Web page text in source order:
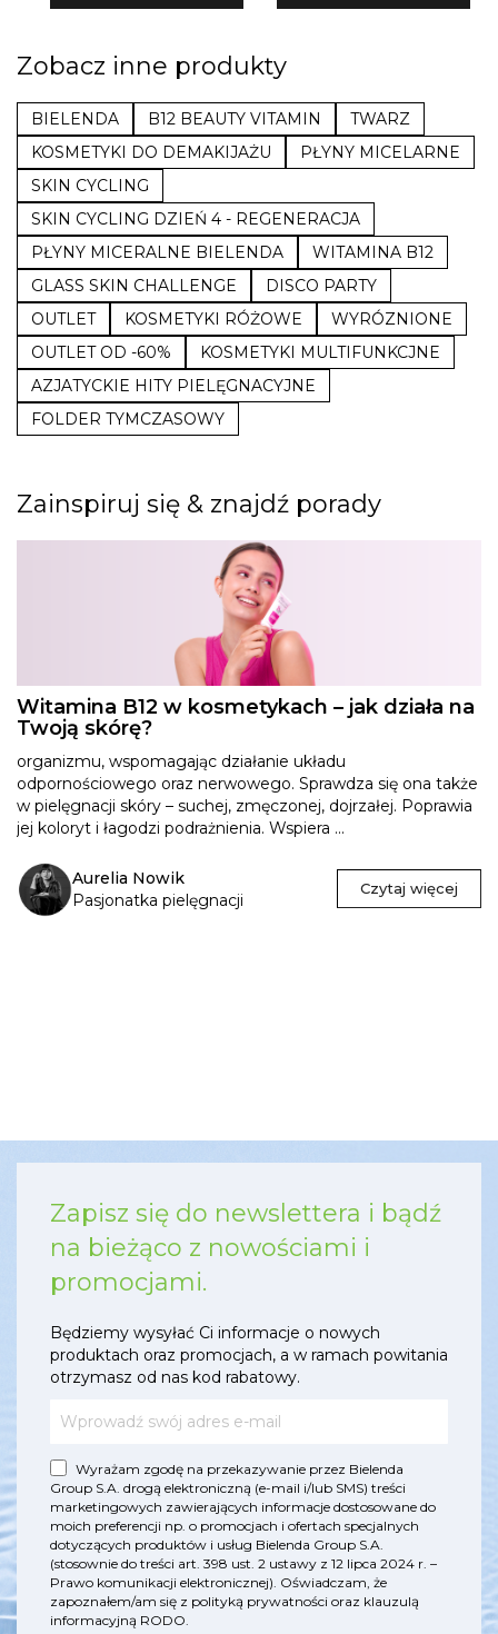
Zobacz inne produkty
BIELENDA B12 BEAUTY VITAMIN
TWARZ
KOSMETYKI DO DEMAKIJAŻU
PŁYNY MICELARNE
SKIN CYCLING
SKIN CYCLING DZIEŃ 4 - REGENERACJA
PŁYNY MICERALNE BIELENDA
WITAMINA B12
GLASS SKIN CHALLENGE
DISCO PARTY
OUTLET
KOSMETYKI RÓŻOWE
WYRÓZNIONE
OUTLET OD -60%
KOSMETYKI MULTIFUNKCJNE
AZJATYCKIE HITY PIELĘGNACYJNE
FOLDER TYMCZASOWY
Zainspiruj się & znajdź porady
Witamina B12 w kosmetykach – jak działa na
Twoją skórę?
organizmu, wspomagając działanie układu
odpornościowego oraz nerwowego. Sprawdza się ona także
w pielęgnacji skóry – suchej, zmęczonej, dojrzałej. Poprawia
jej koloryt i łagodzi podrażnienia. Wspiera ...
Aurelia Nowik
Pasjonatka pielęgnacji
Czytaj więcej
Zapisz się do newslettera i bądź
na bieżąco z nowościami i
promocjami.
Będziemy wysyłać Ci informacje o nowych
produktach oraz promocjach, a w ramach powitania
otrzymasz od nas kod rabatowy.
Wyrażam zgodę na przekazywanie przez Bielenda
Group S.A. drogą elektroniczną (e-mail i/lub SMS) treści
marketingowych zawierających informacje dostosowane do
moich preferencji np. o promocjach i ofertach specjalnych
dotyczących produktów i usług Bielenda Group S.A.
(stosownie do treści art. 398 ust. 2 ustawy z 12 lipca 2024 r. –
Prawo komunikacji elektronicznej). Oświadczam, że
zapoznałem/am się z polityką prywatności oraz klauzulą
informacyjną RODO.